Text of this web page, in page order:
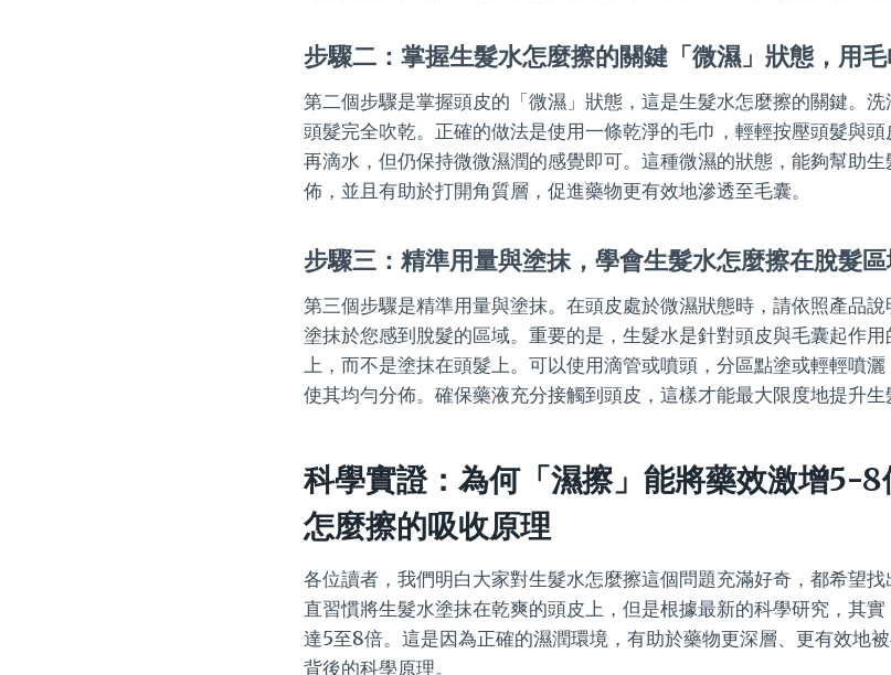
步驟二：掌握生髮水怎麼擦的關鍵「微濕」狀態，用
第二個步驟是掌握頭皮的「微濕」狀態，這是生髮水怎麼擦的關鍵。
頭髮完全吹乾。正確的做法是使用一條乾淨的毛巾，輕輕按壓頭髮與
再滴水，但仍保持微微濕潤的感覺即可。這種微濕的狀態，能夠幫助
佈，並且有助於打開角質層，促進藥物更有效地滲透至毛囊。
步驟三：精準用量與塗抹，學會生髮水怎麼擦在脫髮
第三個步驟是精準用量與塗抹。在頭皮處於微濕狀態時，請依照產品
塗抹於您感到脫髮的區域。重要的是，生髮水是針對頭皮與毛囊起作
上，而不是塗抹在頭髮上。可以使用滴管或噴頭，分區點塗或輕輕噴
使其均勻分佈。確保藥液充分接觸到頭皮，這樣才能最大限度地提升生
科學實證：為何「濕擦」能將藥效激增5-
怎麼擦的吸收原理
各位讀者，我們明白大家對生髮水怎麼擦這個問題充滿好奇，都希望
直習慣將生髮水塗抹在乾爽的頭皮上，但是根據最新的科學研究，其
達5至8倍。這是因為正確的濕潤環境，有助於藥物更深層、更有效地
背後的科學原理。